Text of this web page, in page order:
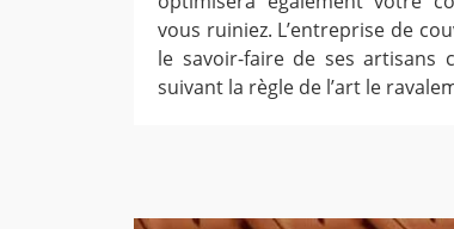
vous ruiniez. L’entreprise de
le savoir-faire de ses artisans
suivant la règle de l’art le